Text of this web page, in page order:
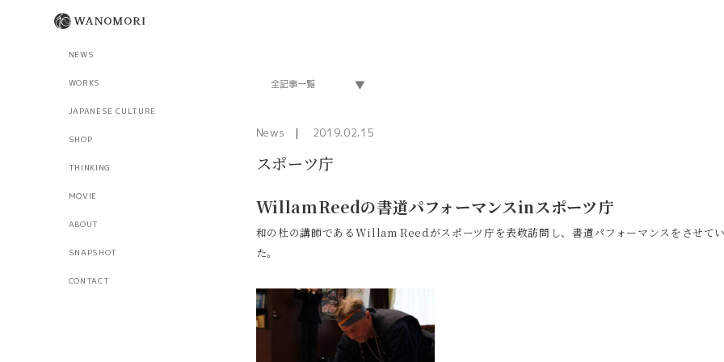
NEWS
WORKS
JAPANESE CULTURE
SHOP
THINKING
MOVIE
ABOUT
SNAPSHOT
CONTACT
News 2019.02.15
スポーツ庁
WillamReedの書道パフォーマンスinスポーツ庁
和の杜の講師であるWillam Reedがスポーツ庁を表敬訪問し、書道パフォーマンスをさせて
た。